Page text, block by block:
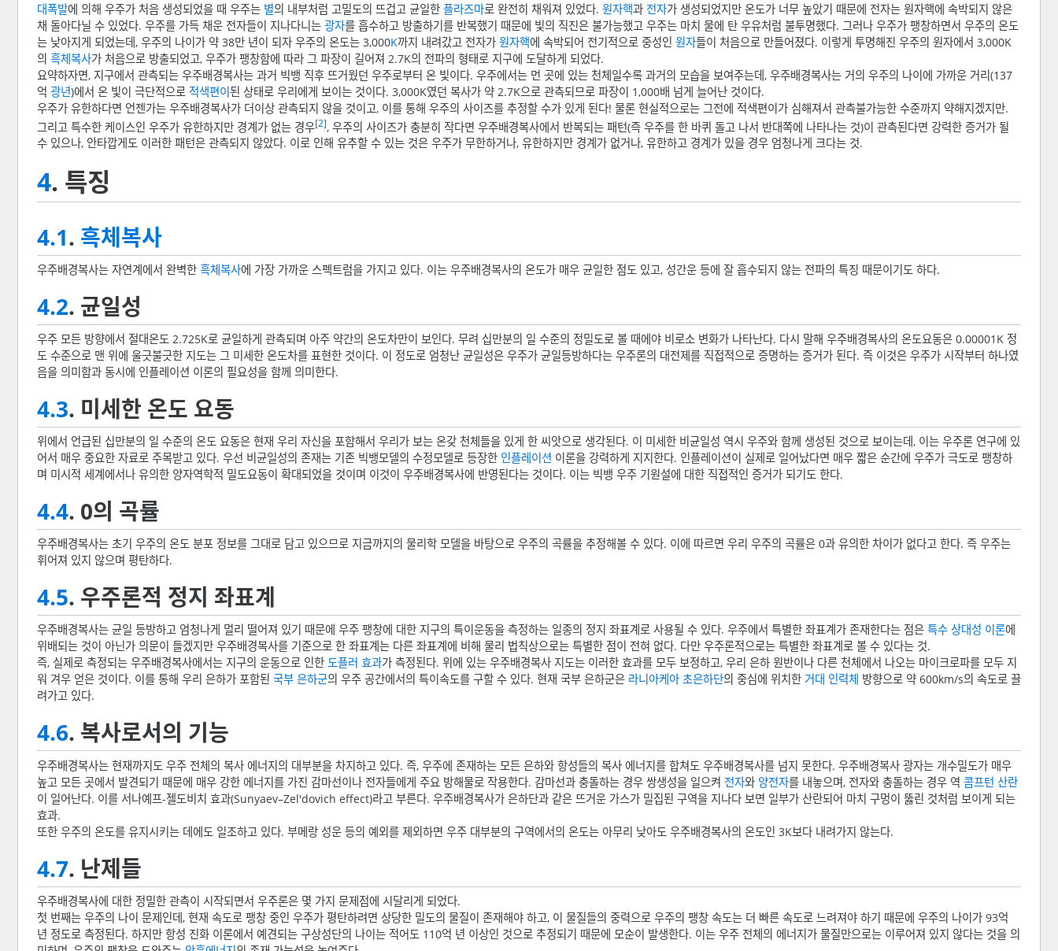
대폭발에 의해 우주가 처음 생성되었을 때 우주는 별의 내부처럼 고밀도의 뜨겁고 균일한 플라즈마로 완전히 채워져 있었다. 원자핵과 전자가 생성되었지만 온도가 너무 높았기 때문에 전자는 원자핵에 속박되지 않은
채 돌아다닐 수 있었다. 우주를 가득 채운 전자들이 지나다니는 광자를 흡수하고 방출하기를 반복했기 때문에 빛의 직진은 불가능했고 우주는 마치 물에 탄 우유처럼 불투명했다. 그러나 우주가 팽창하면서 우주의 온도
는 낮아지게 되었는데, 우주의 나이가 약 38만 년이 되자 우주의 온도는 3,000K까지 내려갔고 전자가 원자핵에 속박되어 전기적으로 중성인 원자들이 처음으로 만들어졌다. 이렇게 투명해진 우주의 원자에서 3,000K
의 흑체복사가 처음으로 방출되었고, 우주가 팽창함에 따라 그 파장이 길어져 2.7K의 전파의 형태로 지구에 도달하게 되었다.
요약하자면, 지구에서 관측되는 우주배경복사는 과거 빅뱅 직후 뜨거웠던 우주로부터 온 빛이다. 우주에서는 먼 곳에 있는 천체일수록 과거의 모습을 보여주는데, 우주배경복사는 거의 우주의 나이에 가까운 거리(137
억 광년)에서 온 빛이 극단적으로 적색편이된 상태로 우리에게 보이는 것이다. 3,000K였던 복사가 약 2.7K으로 관측되므로 파장이 1,000배 넘게 늘어난 것이다.
우주가 유한하다면 언젠가는 우주배경복사가 더이상 관측되지 않을 것이고, 이를 통해 우주의 사이즈를 추정할 수가 있게 된다! 물론 현실적으로는 그전에 적색편이가 심해져서 관측불가능한 수준까지 약해지겠지만.
그리고 특수한 케이스인 우주가 유한하지만 경계가 없는 경우[2], 우주의 사이즈가 충분히 작다면 우주배경복사에서 반복되는 패턴(즉 우주를 한 바퀴 돌고 나서 반대쪽에 나타나는 것)이 관측된다면 강력한 증거가 될
수 있으나, 안타깝게도 이러한 패턴은 관측되지 않았다. 이로 인해 유추할 수 있는 것은 우주가 무한하거나, 유한하지만 경계가 없거나, 유한하고 경계가 있을 경우 엄청나게 크다는 것.
4. 특징
4.1. 흑체복사
우주배경복사는 자연계에서 완벽한 흑체복사에 가장 가까운 스펙트럼을 가지고 있다. 이는 우주배경복사의 온도가 매우 균일한 점도 있고, 성간운 등에 잘 흡수되지 않는 전파의 특징 때문이기도 하다.
4.2. 균일성
우주 모든 방향에서 절대온도 2.725K로 균일하게 관측되며 아주 약간의 온도차만이 보인다. 무려 십만분의 일 수준의 정밀도로 볼 때에야 비로소 변화가 나타난다. 다시 말해 우주배경복사의 온도요동은 0.00001K 정
도 수준으로 맨 위에 울긋불긋한 지도는 그 미세한 온도차를 표현한 것이다. 이 정도로 엄청난 균일성은 우주가 균일등방하다는 우주론의 대전제를 직접적으로 증명하는 증거가 된다. 즉 이것은 우주가 시작부터 하나였
음을 의미함과 동시에 인플레이션 이론의 필요성을 함께 의미한다.
4.3. 미세한 온도 요동
위에서 언급된 십만분의 일 수준의 온도 요동은 현재 우리 자신을 포함해서 우리가 보는 온갖 천체들을 있게 한 씨앗으로 생각된다. 이 미세한 비균일성 역시 우주와 함께 생성된 것으로 보이는데, 이는 우주론 연구에 있
어서 매우 중요한 자료로 주목받고 있다. 우선 비균일성의 존재는 기존 빅뱅모델의 수정모델로 등장한 인플레이션 이론을 강력하게 지지한다. 인플레이션이 실제로 일어났다면 매우 짧은 순간에 우주가 극도로 팽창하
며 미시적 세계에서나 유의한 양자역학적 밀도요동이 확대되었을 것이며 이것이 우주배경복사에 반영된다는 것이다. 이는 빅뱅 우주 기원설에 대한 직접적인 증거가 되기도 한다.
4.4. 0의 곡률
우주배경복사는 초기 우주의 온도 분포 정보를 그대로 담고 있으므로 지금까지의 물리학 모델을 바탕으로 우주의 곡률을 추정해볼 수 있다. 이에 따르면 우리 우주의 곡률은 0과 유의한 차이가 없다고 한다. 즉 우주는
휘어져 있지 않으며 평탄하다.
4.5. 우주론적 정지 좌표계
우주배경복사는 균일 등방하고 엄청나게 멀리 떨어져 있기 때문에 우주 팽창에 대한 지구의 특이운동을 측정하는 일종의 정지 좌표계로 사용될 수 있다. 우주에서 특별한 좌표계가 존재한다는 점은 특수 상대성 이론에
위배되는 것이 아닌가 의문이 들겠지만 우주배경복사를 기준으로 한 좌표계는 다른 좌표계에 비해 물리 법칙상으로는 특별한 점이 전혀 없다. 다만 우주론적으로는 특별한 좌표계로 볼 수 있다는 것.
즉, 실제로 측정되는 우주배경복사에서는 지구의 운동으로 인한 도플러 효과가 측정된다. 위에 있는 우주배경복사 지도는 이러한 효과를 모두 보정하고, 우리 은하 원반이나 다른 천체에서 나오는 마이크로파를 모두 지
워 겨우 얻은 것이다. 이를 통해 우리 은하가 포함된 국부 은하군의 우주 공간에서의 특이속도를 구할 수 있다. 현재 국부 은하군은 라니아케아 초은하단의 중심에 위치한 거대 인력체 방향으로 약 600km/s의 속도로 끌
려가고 있다.
4.6. 복사로서의 기능
우주배경복사는 현재까지도 우주 전체의 복사 에너지의 대부분을 차지하고 있다. 즉, 우주에 존재하는 모든 은하와 항성들의 복사 에너지를 합쳐도 우주배경복사를 넘지 못한다. 우주배경복사 광자는 개수밀도가 매우
높고 모든 곳에서 발견되기 때문에 매우 강한 에너지를 가진 감마선이나 전자들에게 주요 방해물로 작용한다. 감마선과 충돌하는 경우 쌍생성을 일으켜 전자와 양전자를 내놓으며, 전자와 충돌하는 경우 역 콤프턴 산란
이 일어난다. 이를 서나예프-젤도비치 효과(Sunyaev–Zel'dovich effect)라고 부른다. 우주배경복사가 은하단과 같은 뜨거운 가스가 밀집된 구역을 지나다 보면 일부가 산란되어 마치 구멍이 뚫린 것처럼 보이게 되는
효과.
또한 우주의 온도를 유지시키는 데에도 일조하고 있다. 부메랑 성운 등의 예외를 제외하면 우주 대부분의 구역에서의 온도는 아무리 낮아도 우주배경복사의 온도인 3K보다 내려가지 않는다.
4.7. 난제들
우주배경복사에 대한 정밀한 관측이 시작되면서 우주론은 몇 가지 문제점에 시달리게 되었다.
첫 번째는 우주의 나이 문제인데, 현재 속도로 팽창 중인 우주가 평탄하려면 상당한 밀도의 물질이 존재해야 하고, 이 물질들의 중력으로 우주의 팽창 속도는 더 빠른 속도로 느려져야 하기 때문에 우주의 나이가 93억
년 정도로 측정된다. 하지만 항성 진화 이론에서 예견되는 구상성단의 나이는 적어도 110억 년 이상인 것으로 추정되기 때문에 모순이 발생한다. 이는 우주 전체의 에너지가 물질만으로는 이루어져 있지 않다는 것을 의